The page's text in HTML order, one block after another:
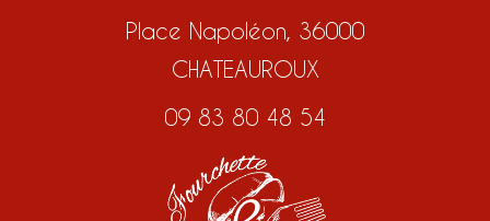
Place Napoléon, 36000
CHATEAUROUX
09 83 80 48 54